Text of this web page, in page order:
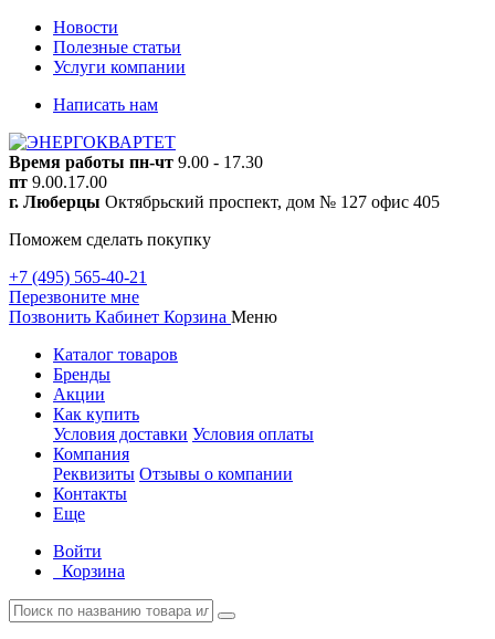
Новости
Полезные статьи
Услуги компании
Написать нам
Время работы пн-чт 9.00 - 17.30
пт 9.00.17.00
г. Люберцы Октябрьский проспект, дом № 127 офис 405
Поможем сделать покупку
+7 (495) 565-40-21
Перезвоните мне
Позвонить Кабинет Корзина Меню
Каталог товаров
Бренды
Акции
Как купить
Условия доставки Условия оплаты
Компания
Реквизиты Отзывы о компании
Контакты
Еще
Войти
Корзина